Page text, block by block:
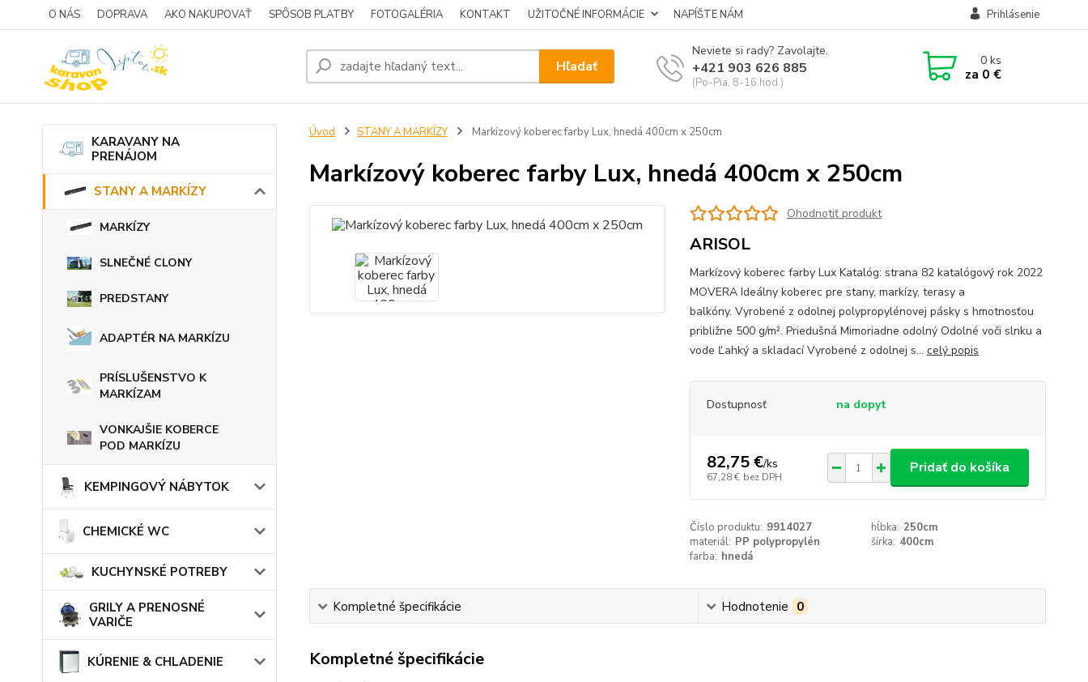
O NÁS DOPRAVA AKO NAKUPOVAŤ SPÔSOB PLATBY FOTOGALÉRIA KONTAKT UŽITOČNÉ INFORMÁCIE NAPÍŠTE NÁM Prihlásenie
Hľadať
Neviete si rady? Zavolajte.
+421 903 626 885
(Po-Pia, 8-16 hod.)
0ks
za 0 €
KARAVANY NA
PRENÁJOM
STANY A MARKÍZY
MARKÍZY
SLNEČNÉ CLONY
PREDSTANY
ADAPTÉR NA MARKÍZU
PRÍSLUŠENSTVO K
MARKÍZAM
VONKAJŠIE KOBERCE
POD MARKÍZU
KEMPINGOVÝ NÁBYTOK
CHEMICKÉ WC
KUCHYNSKÉ POTREBY
GRILY A PRENOSNÉ
VARIČE
KÚRENIE & CHLADENIE
Úvod STANY A MARKÍZY Markízový koberec farby Lux, hnedá 400cm x 250cm
Markízový koberec farby Lux, hnedá 400cm x 250cm
Ohodnotiť produkt
ARISOL
Markízový koberec farby Lux Katalóg: strana 82 katalógový rok 2022
MOVERA Ideálny koberec pre stany, markízy, terasy a
balkóny. Vyrobené z odolnej polypropylénovej pásky s hmotnosťou
približne 500 g/m². Priedušná Mimoriadne odolný Odolné voči slnku a
vode Ľahký a skladací Vyrobené z odolnej s... celý popis
Dostupnosť na dopyt
82,75 €/ks
67,28 € bez DPH
Pridať do košíka
Číslo produktu: 9914027 hĺbka: 250cm
materiál: PP polypropylén šírka: 400cm
farba: hnedá
Kompletné špecifikácie Hodnotenie 0
Kompletné špecifikácie